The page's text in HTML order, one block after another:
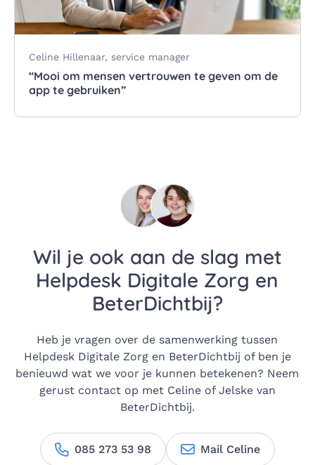
Celine Hillenaar, service manager
“Mooi om mensen vertrouwen te geven om de
app te gebruiken”
Wil je ook aan de slag met
Helpdesk Digitale Zorg en
BeterDichtbij?
Heb je vragen over de samenwerking tussen
Helpdesk Digitale Zorg en BeterDichtbij of ben je
benieuwd wat we voor je kunnen betekenen? Neem
gerust contact op met Celine of Jelske van
BeterDichtbij.
085 273 53 98 Mail Celine